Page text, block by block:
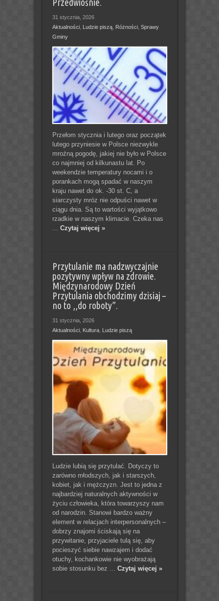
Przedwiośnie.
31 stycznia, 2026
Aktualności, Ludzie piszą, Różności, Sprawy
Gminy
Przełom stycznia i lutego oraz początek
lutego przyniesie w Polsce niezwykle
mroźną pogodę, jakiej nie było w Polsce
co najmniej od kilkunastu lat. Po
weekendzie temperatury nocami i o
porankach mogą spadać w naszym
kraju nawet do ok. -30 st. C, a
siarczysty mróz nie odpuści nawet w
ciągu dnia. Są to wartości wyjątkowo
rzadkie w naszym klimacie. Czeka nas
... Czytaj więcej »
Przytulanie ma nadzwyczajnie
pozytywny wpływ na zdrowie.
Międzynarodowy Dzień
Przytulania obchodzimy dzisiaj –
no to ,,do roboty”.
31 stycznia, 2026
Aktualności, Kultura, Ludzie piszą
Ludzie lubią się przytulać. Dotyczy to
zarówno młodszych, jak i starszych,
kobiet, jak i mężczyzn. Jest to jedna z
najbardziej naturalnych aktywności w
życiu człowieka, która towarzyszy nam
od narodzin. Stanowi bardzo ważny
element w relacjach interpersonalnych –
dobrzy znajomi ściskają się na
przywitanie, przyjaciele tulą się, aby
pocieszyć siebie nawzajem i dodać
otuchy, kochankowie nie wyobrażają
sobie stosunku bez ... Czytaj więcej »